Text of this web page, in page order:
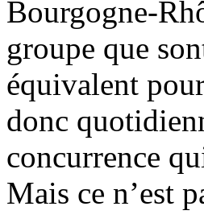
Bourgogne-
groupe que
équivalent
donc
concurrence
Mais ce n’est